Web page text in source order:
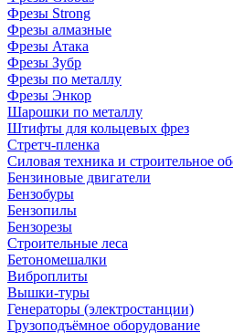
Фрезы Strong
Фрезы алмазные
Фрезы Атака
Фрезы Зубр
Фрезы по металлу
Фрезы Энкор
Шарошки по металлу
Штифты для кольцевых фрез
Стретч-пленка
Силовая техника и строительное
Бензиновые двигатели
Бензобуры
Бензопилы
Бензорезы
Строительные леса
Бетономешалки
Виброплиты
Вышки-туры
Генераторы (электростанции)
Грузоподъёмное оборудование